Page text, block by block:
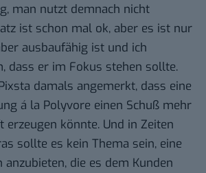
man nutzt demnach nicht
ist schon mal ok, aber es ist nur
ausbaufähig ist und ich
dass er im Fokus stehen sollte.
damals angemerkt, dass eine
á la Polyvore einen Schuß mehr
erzeugen könnte. Und in Zeiten
sollte es kein Thema sein, eine
die es dem Kunden